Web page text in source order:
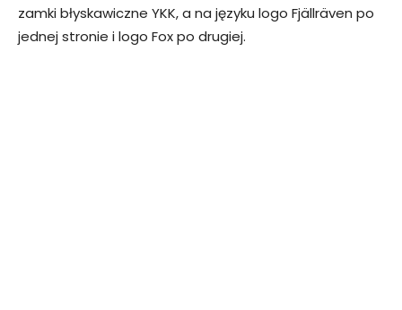
zamki błyskawiczne YKK, a na języku logo Fjällräven po
jednej stronie i logo Fox po drugiej.